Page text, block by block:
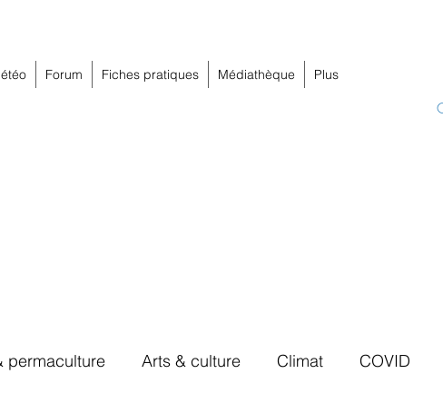
Forum Fiches pratiques Médiathèque Plus
permaculture Arts & culture Climat COVID